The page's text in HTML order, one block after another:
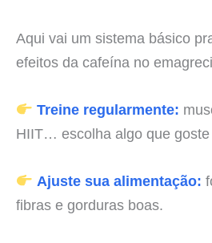
Aqui vai um sistema básico
efeitos da cafeína no
Treine regularmente:
HIIT… escolha algo que goste
Ajuste sua alimentação:
fibras e gorduras boas.